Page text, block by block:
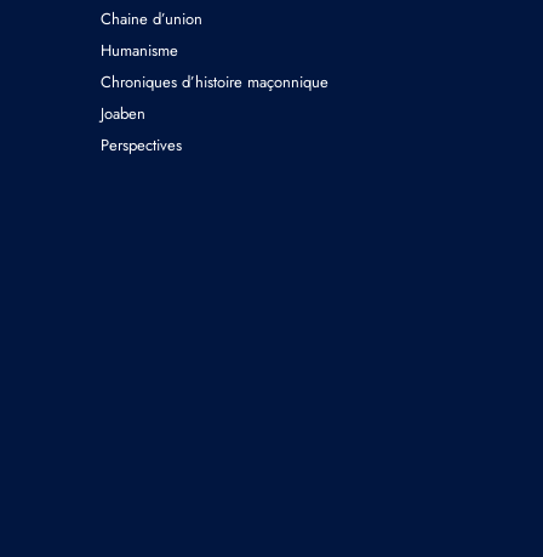
Chaine d’union
Humanisme
Chroniques d’histoire maçonnique
Joaben
Perspectives